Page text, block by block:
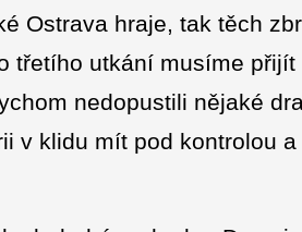
Ostrava hraje, tak těch
třetího utkání musíme přijít
nedopustili nějaké
v klidu mít pod kontrolou